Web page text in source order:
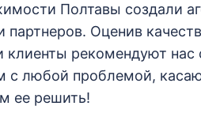
Полтавы создали
партнеров. Оценив
клиенты рекомендуют
с любой проблемой,
ее решить!